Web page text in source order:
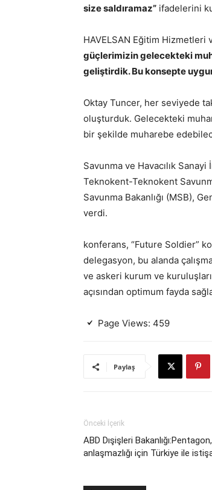
size saldıramaz” ifadelerini
HAVELSAN Eğitim Hizmetleri
güçlerimizin gelecekteki
geliştirdik. Bu konsepte
Oktay Tuncer, her seviyede
oluşturduk. Gelecekteki
bir şekilde muharebe
Savunma ve Havacılık
Teknokent-Teknokent
Savunma Bakanlığı (MSB),
verdi.
konferans, “Future Soldier”
delegasyon, bu alanda
ve askeri kurum ve
açısından optimum fayda
Page Views: 459
Paylaş
Önceki İçerik
ABD Dışişleri
anlaşmazlığı için Türkiye ile